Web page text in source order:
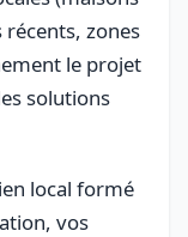
zones
le projet
solutions
local formé
vos